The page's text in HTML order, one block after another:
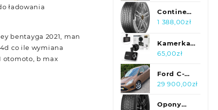
ładowania
bentayga 2021, man
co ile wymiana
otomoto, b max
R16 111T
RWL 3
Osób Hak
3500
Continental
WinterContact
235/45
R20 100V
1 388,00zł
Kamerka
Samochodowa
Jazdy Full
Hd Dvr
65,00zł
Ford C-
MAX
kolor,
29 900,00zł
Opony